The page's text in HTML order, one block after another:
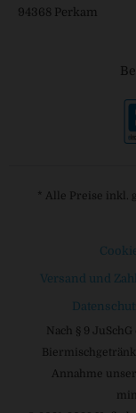
94368 Perkam
* Alle Preise inkl.
Versand und
Nach § 9
Annahme